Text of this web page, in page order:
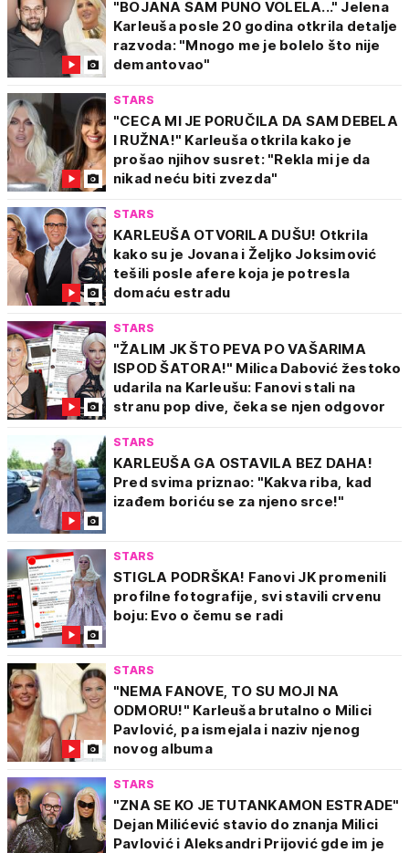
LGBTQ+ zajednice.
Bez obzira na podeljena mišljenja, Jelena Karleuša
ostaje jedna od najprepoznatljivijih i najuticajnijih
javnih ličnosti u regionu.
Facebook:jkdiva
Twiter:karlinbich
"BOJANA SAM PUNO VOLELA..." Jelena
Karleuša posle 20 godina otkrila detalje
razvoda: "Mnogo me je bolelo što nije
demantovao"
STARS
"CECA MI JE PORUČILA DA SAM DEBELA
I RUŽNA!" Karleuša otkrila kako je
prošao njihov susret: "Rekla mi je da
nikad neću biti zvezda"
STARS
KARLEUŠA OTVORILA DUŠU! Otkrila
kako su je Jovana i Željko Joksimović
tešili posle afere koja je potresla
domaću estradu
STARS
"ŽALIM JK ŠTO PEVA PO VAŠARIMA
ISPOD ŠATORA!" Milica Dabović žestoko
udarila na Karleušu: Fanovi stali na
stranu pop dive, čeka se njen odgovor
STARS
KARLEUŠA GA OSTAVILA BEZ DAHA!
Pred svima priznao: "Kakva riba, kad
izađem boriću se za njeno srce!"
STARS
STIGLA PODRŠKA! Fanovi JK promenili
profilne fotografije, svi stavili crvenu
boju: Evo o čemu se radi
STARS
"NEMA FANOVE, TO SU MOJI NA
ODMORU!" Karleuša brutalno o Milici
Pavlović, pa ismejala i naziv njenog
novog albuma
STARS
"ZNA SE KO JE TUTANKAMON ESTRADE"
Dejan Milićević stavio do znanja Milici
Pavlović i Aleksandri Prijović gde im je